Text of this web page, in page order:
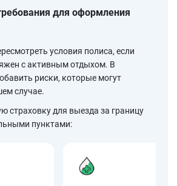
для оформления
условия полиса, если
с активным отдыхом. В
риски, которые могут
случае.
страховку для выезда за границу
пунктами: